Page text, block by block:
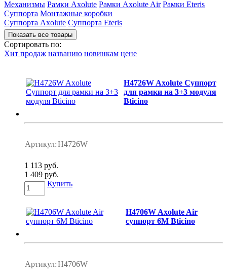
Механизмы Рамки Axolute Рамки Axolute Air Рамки Eteris
Суппорта Монтажные коробки
Суппорта Axolute Суппорта Eteris
Сортировать по:
Хит продаж названию новинкам цене
H4726W Axolute Суппорт
для рамки на 3+3 модуля
Bticino
Артикул:H4726W
1 113 руб.
1 409 руб.
Купить
H4706W Axolute Air
суппорт 6М Bticino
Артикул:H4706W